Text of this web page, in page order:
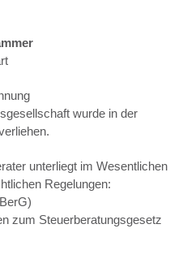
wurde in der
unterliegt im Wesentlichen
Regelungen:
zum Steuerberatungsgesetz